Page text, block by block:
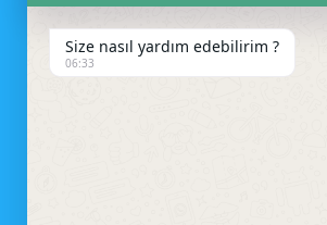
Size nasıl yardım edebilirim ?
06:33